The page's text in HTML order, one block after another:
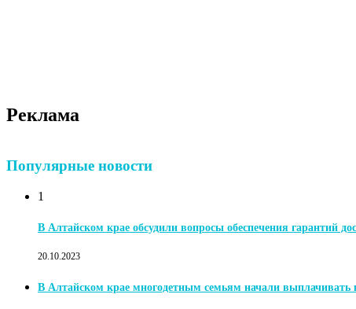
Реклама
Популярные новости
1
В Алтайском крае обсудили вопросы обеспечения гарантий
20.10.2023
В Алтайском крае многодетным семьям начали